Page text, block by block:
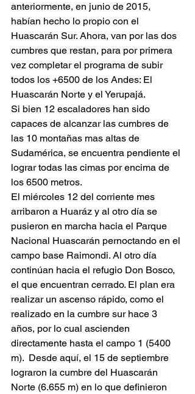
anteriormente, en junio de 2015,
habían hecho lo propio con el
Huascarán Sur. Ahora, van por las dos
cumbres que restan, para por primera
vez completar el programa de subir
todos los +6500 de los Andes: El
Huascarán Norte y el Yerupajá.
Si bien 12 escaladores han sido
capaces de alcanzar las cumbres de
las 10 montañas mas altas de
Sudamérica, se encuentra pendiente el
lograr todas las cimas por encima de
los 6500 metros.
El miércoles 12 del corriente mes
arribaron a Huaráz y al otro día se
pusieron en marcha hacia el Parque
Nacional Huascarán pernoctando en el
campo base Raimondi. Al otro día
continúan hacia el refugio Don Bosco,
el que encuentran cerrado. El plan era
realizar un ascenso rápido, como el
realizado en la cumbre sur hace 3
años, por lo cual ascienden
directamente hasta el campo 1 (5400
m).  Desde aquí, el 15 de septiembre
lograron la cumbre del Huascarán
Norte (6.655 m) en lo que definieron